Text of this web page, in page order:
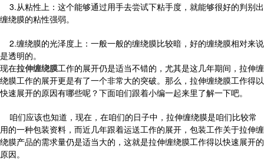
3.从粘性上：这个能够通过用手去尝试下粘手度，就能够很好的判别出
缠绕膜的粘性强弱。
2.缠绕膜的光泽度上：一般一般的缠绕膜比较暗，好的缠绕膜相对来说
是透明的。
现在拉伸缠绕膜工作的展开仍是适当不错的，尤其是这几年期间，拉伸缠
绕膜工作的展开更是有了一个非常大的突破。那么，拉伸缠绕膜工作得以
快速展开的原因有哪些呢？下面咱们跟着小编一起来里了解一下吧。
咱们应该也知道，现在，在咱们的日子中，拉伸缠绕膜是咱们比较常
用的一种包装资料，而近几年跟着运送工作的展开，包装工作关于拉伸缠
绕膜产品的需求量仍是适当大的，这就是拉伸缠绕膜工作得以快速展开的
原因。